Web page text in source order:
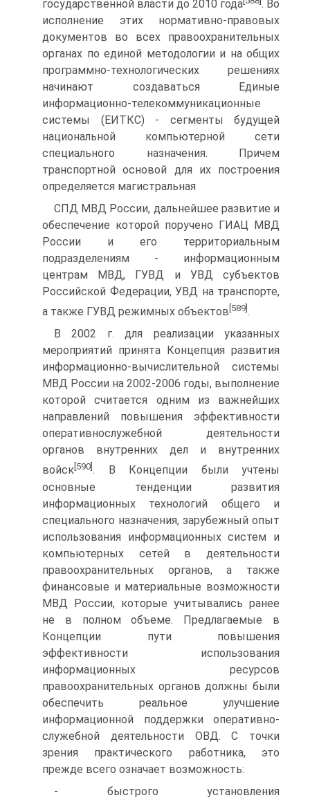
государственной власти до 2010 года
. Во
исполнение этих нормативно-правовых
документов во всех правоохранительных
органах по единой методологии и на общих
программно-технологических решениях
начинают создаваться Единые
информационно-телекоммуникационные
системы (ЕИТКС) - сегменты будущей
национальной компьютерной сети
специального назначения. Причем
транспортной основой для их построения
определяется магистральная
СПД МВД России, дальнейшее развитие и
обеспечение которой поручено ГИАЦ МВД
России и его территориальным
подразделениям - информационным
центрам МВД, ГУВД и УВД субъектов
Российской Федерации, УВД на транспорте,
а также ГУВД режимных объектов [589] .
В 2002 г. для реализации указанных
мероприятий принята Концепция развития
информационно-вычислительной системы
МВД России на 2002-2006 годы, выполнение
которой считается одним из важнейших
направлений повышения эффективности
оперативнослужебной деятельности
органов внутренних дел и внутренних
войск [590] . В Концепции были учтены
основные тенденции развития
информационных технологий общего и
специального назначения, зарубежный опыт
использования информационных систем и
компьютерных сетей в деятельности
правоохранительных органов, а также
финансовые и материальные возможности
МВД России, которые учитывались ранее
не в полном объеме. Предлагаемые в
Концепции пути повышения
эффективности использования
информационных ресурсов
правоохранительных органов должны были
обеспечить реальное улучшение
информационной поддержки оперативно-
служебной деятельности ОВД. С точки
зрения практического работника, это
прежде всего означает возможность:
- быстрого установления